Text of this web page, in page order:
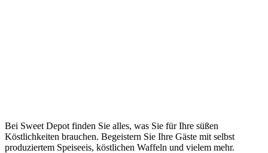
Bei Sweet Depot finden Sie alles, was Sie für Ihre süßen
Köstlichkeiten brauchen. Begeistern Sie Ihre Gäste mit selbst
produziertem Speiseeis, köstlichen Waffeln und vielem mehr.